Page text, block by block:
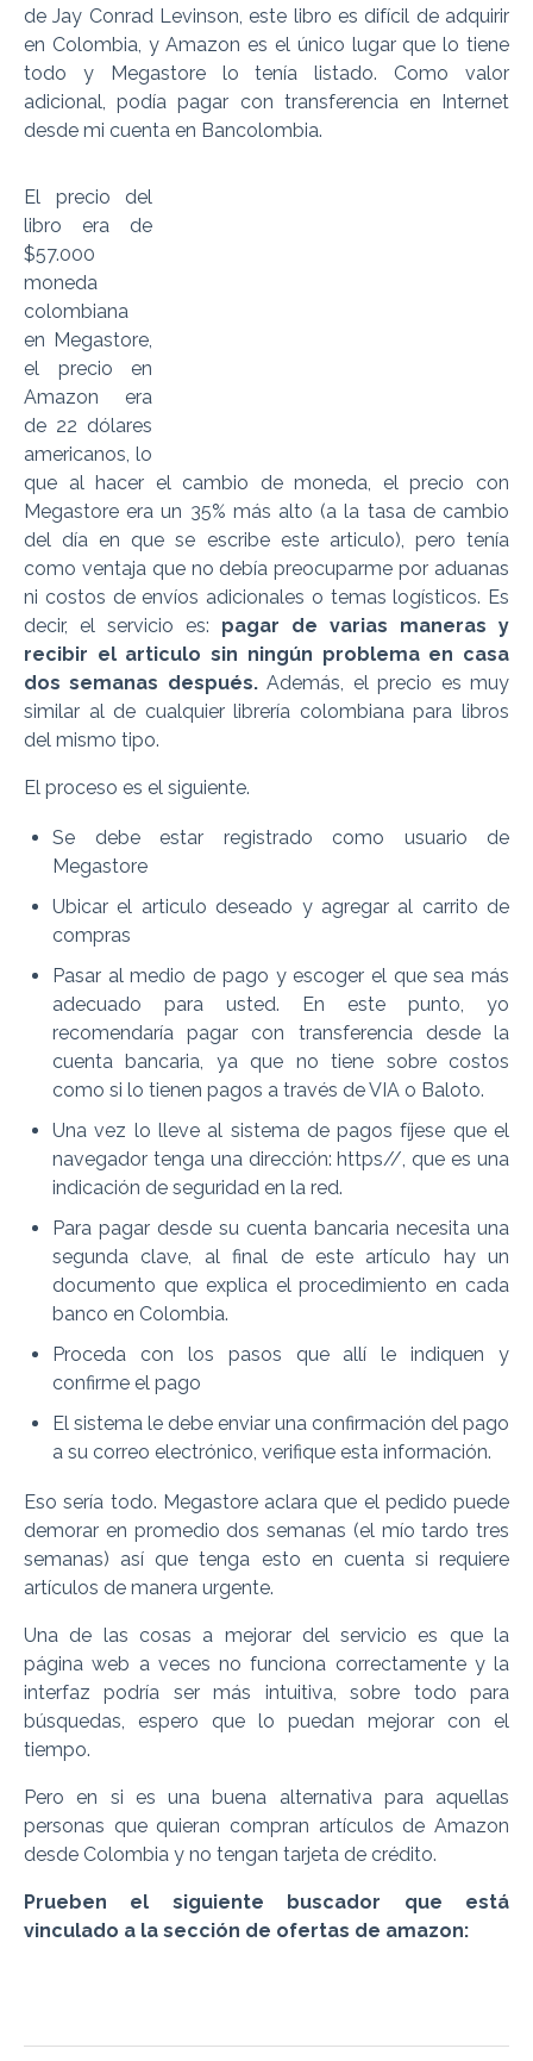
de Jay Conrad Levinson, este libro es difícil de adquirir
en Colombia, y Amazon es el único lugar que lo tiene
todo y Megastore lo tenía listado. Como valor
adicional, podía pagar con transferencia en Internet
desde mi cuenta en Bancolombia.
El precio del
libro era de
$57.000
moneda
colombiana
en Megastore,
el precio en
Amazon era
de 22 dólares
americanos, lo
que al hacer el cambio de moneda, el precio con
Megastore era un 35% más alto (a la tasa de cambio
del día en que se escribe este articulo), pero tenía
como ventaja que no debía preocuparme por aduanas
ni costos de envíos adicionales o temas logísticos. Es
decir, el servicio es: pagar de varias maneras y
recibir el articulo sin ningún problema en casa
dos semanas después.Además, el precio es muy
similar al de cualquier librería colombiana para libros
del mismo tipo.
El proceso es el siguiente.
Se debe estar registrado como usuario de
Megastore
Ubicar el articulo deseado y agregar al carrito de
compras
Pasar al medio de pago y escoger el que sea más
adecuado para usted. En este punto, yo
recomendaría pagar con transferencia desde la
cuenta bancaria, ya que no tiene sobre costos
como si lo tienen pagos a través de VIA o Baloto.
Una vez lo lleve al sistema de pagos fíjese que el
navegador tenga una dirección: https//, que es una
indicación de seguridad en la red.
Para pagar desde su cuenta bancaria necesita una
segunda clave, al final de este artículo hay un
documento que explica el procedimiento en cada
banco en Colombia.
Proceda con los pasos que allí le indiquen y
confirme el pago
El sistema le debe enviar una confirmación del pago
a su correo electrónico, verifique esta información.
Eso sería todo. Megastore aclara que el pedido puede
demorar en promedio dos semanas (el mío tardo tres
semanas) así que tenga esto en cuenta si requiere
artículos de manera urgente.
Una de las cosas a mejorar del servicio es que la
página web a veces no funciona correctamente y la
interfaz podría ser más intuitiva, sobre todo para
búsquedas, espero que lo puedan mejorar con el
tiempo.
Pero en si es una buena alternativa para aquellas
personas que quieran compran artículos de Amazon
desde Colombia y no tengan tarjeta de crédito.
Prueben el siguiente buscador que está
vinculado a la sección de ofertas de amazon: